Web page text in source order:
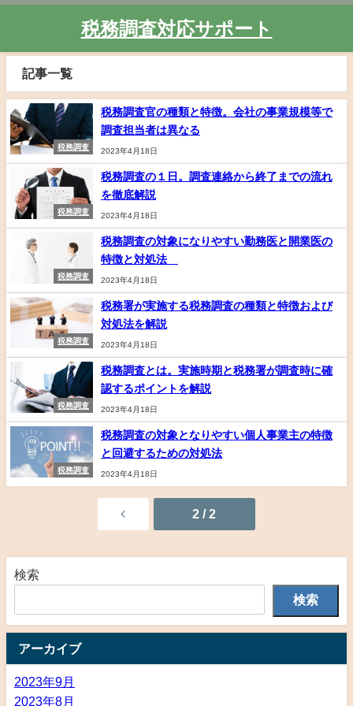
税務調査対応サポート
記事一覧
税務調査
税務調査官の種類と特徴。会社の事業規模等で
調査担当者は異なる
2023年4月18日
税務調査
税務調査の１日。調査連絡から終了までの流れ
を徹底解説
2023年4月18日
税務調査
税務調査の対象になりやすい勤務医と開業医の
特徴と対処法
2023年4月18日
税務調査
税務署が実施する税務調査の種類と特徴および
対処法を解説
2023年4月18日
税務調査
税務調査とは。実施時期と税務署が調査時に確
認するポイントを解説
2023年4月18日
税務調査
税務調査の対象となりやすい個人事業主の特徴
と回避するための対処法
2023年4月18日
2 / 2
検索
検索
アーカイブ
2023年9月
2023年8月